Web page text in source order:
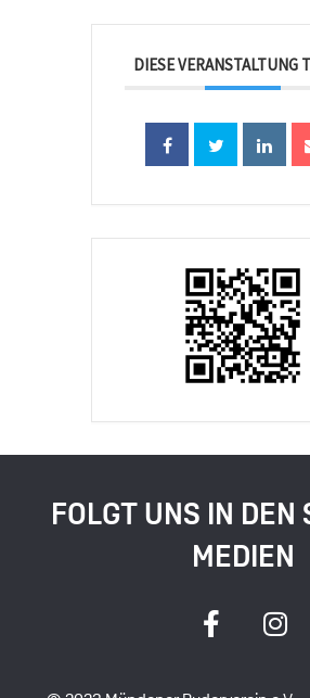
DIESE VERANSTALTUNG
FOLGT UNS IN DEN
MEDIEN